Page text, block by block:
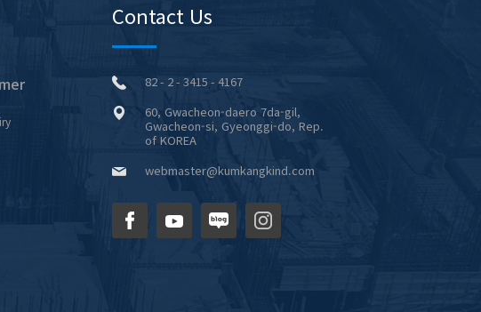
Contact Us
82 - 2 - 3415 - 4167
60, Gwacheon-daero 7da-gil,
Gwacheon-si, Gyeonggi-do, Rep.
of KOREA
webmaster@kumkangkind.com